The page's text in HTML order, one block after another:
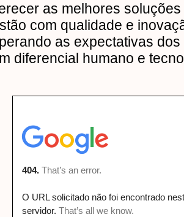
as melhores soluções
com qualidade e
as expectativas dos
diferencial humano e